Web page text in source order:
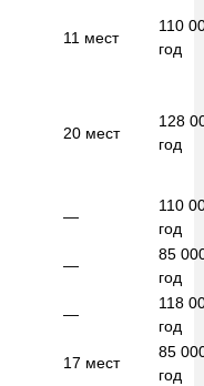
11 мест
110
год
20 мест
128
год
—
110
год
—
85
год
—
118
год
17 мест
85
год